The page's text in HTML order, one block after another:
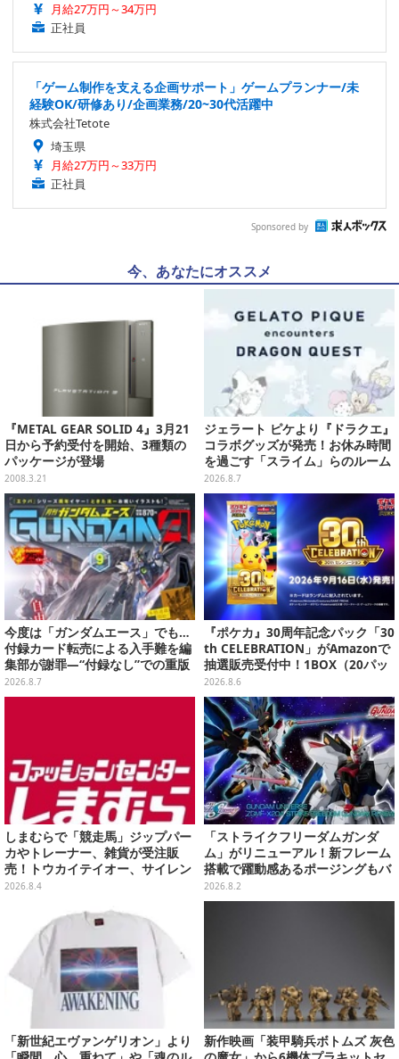
月給27万円～34万円
正社員
「ゲーム制作を支える企画サポート」ゲームプランナー/未
経験OK/研修あり/企画業務/20~30代活躍中
株式会社Tetote
埼玉県
月給27万円～33万円
正社員
Sponsored by
今、あなたにオススメ
『METAL GEAR SOLID 4』3月21
日から予約受付を開始、3種類の
パッケージが登場
2008.3.21
ジェラート ピケより『ドラクエ』
コラボグッズが発売！お休み時間
を過ごす「スライム」らのルーム
ウェア、雑貨など多数ラインナッ
プ
2026.8.7
今度は「ガンダムエース」でも…
付録カード転売による入手難を編
集部が謝罪―“付録なし”での重版
対応を進行中
2026.8.7
『ポケカ』30周年記念パック「30
th CELEBRATION」がAmazonで
抽選販売受付中！1BOX（20パッ
ク入り）
2026.8.6
しまむらで「競走馬」ジップパー
カやトレーナー、雑貨が受注販
売！トウカイテイオー、サイレン
ススズカなど名馬5頭をデザイン
2026.8.4
「ストライクフリーダムガンダ
ム」がリニューアル！新フレーム
搭載で躍動感あるポージングもバ
ッチリ
2026.8.2
「新世紀エヴァンゲリオン」より
新作映画「装甲騎兵ボトムズ 灰色